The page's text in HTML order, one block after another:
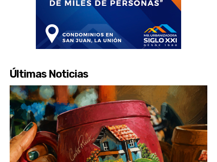
Últimas Noticias